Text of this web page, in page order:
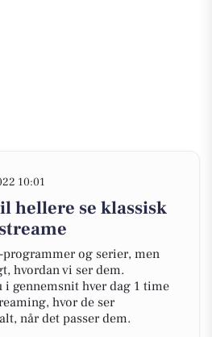
10:01
hellere se klassisk
og serier, men
hvordan vi ser dem.
i gennemsnit hver dag 1 time
hvor de ser
når det passer dem.